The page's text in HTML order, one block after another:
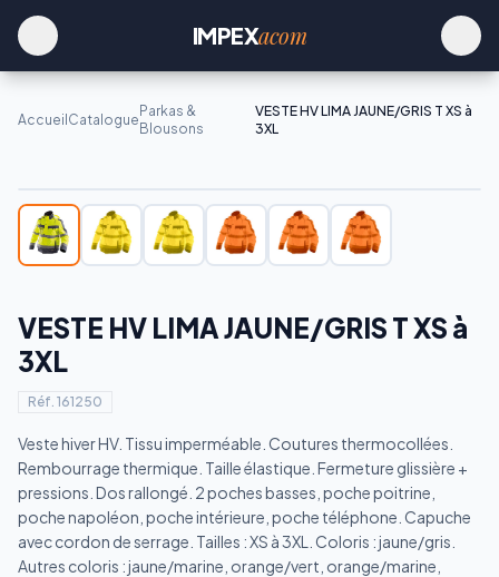
IMPEXacom
Accueil Catalogue
Parkas &
Blousons
VESTE HV LIMA JAUNE/GRIS T XS à
3XL
VESTE HV LIMA JAUNE/GRIS T XS à
3XL
Réf. 161250
Veste hiver HV. Tissu imperméable. Coutures thermocollées.
Rembourrage thermique. Taille élastique. Fermeture glissière +
pressions. Dos rallongé. 2 poches basses, poche poitrine,
poche napoléon, poche intérieure, poche téléphone. Capuche
avec cordon de serrage. Tailles : XS à 3XL. Coloris : jaune/gris.
Autres coloris : jaune/marine, orange/vert, orange/marine,